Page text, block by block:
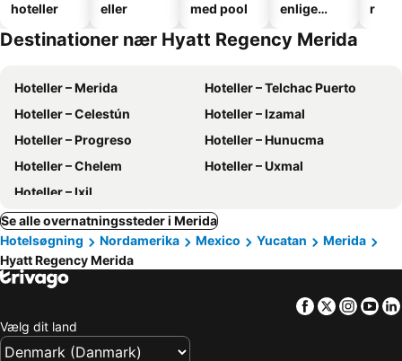
hoteller
eller
med pool
enlige
r
Destinationer nær Hyatt Regency Merida
Hoteller – Merida
Hoteller – Telchac Puerto
Hoteller – Celestún
Hoteller – Izamal
Hoteller – Progreso
Hoteller – Hunucma
Hoteller – Chelem
Hoteller – Uxmal
Hoteller – Ixil
Se alle overnatningssteder i Merida
Hotelsøgning
Nordamerika Mexico Yucatan
Merida
Hyatt Regency Merida
Facebook
Twitter
Vælg dit land